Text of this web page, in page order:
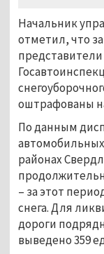
Начальник
отметил, что
оштрафованы
По данным
автомобильных
районах
– за этот
снега. Для
дороги
выведено 359